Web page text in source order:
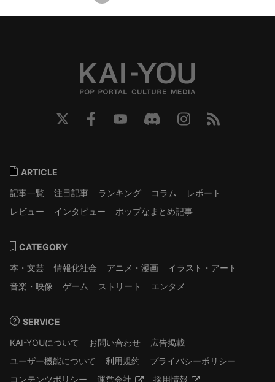
ARTICLE
記事一覧
注目記事 ランキング コラム
レポート
レビュー
インタビュー ポップなまとめ記事
CATEGORY
本・文芸
情報化社会 アニメ・漫画
イラスト・アート
音楽・映像
ゲーム ストリート エンタメ
SERVICE
KAI-YOUについて
お問い合わせ
広告掲載
ユーザー機能について
利用規約
プライバシーポリシー
コンテンツポリシー
運営会社 採用情報